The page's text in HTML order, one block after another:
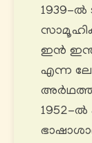
1939-ൽ
ഇൻ
എന്ന
1952-